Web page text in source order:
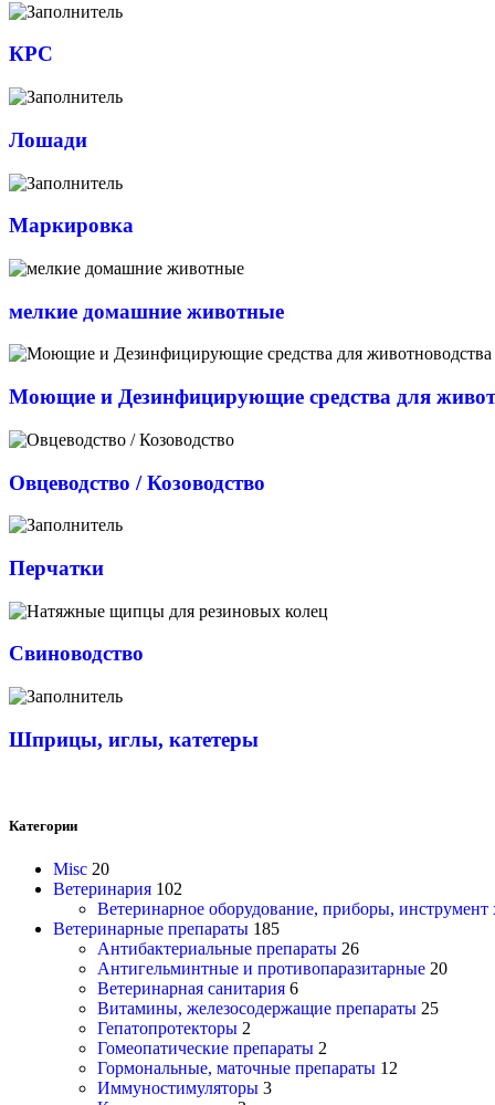
КРС
Лошади
Маркировка
мелкие домашние животные
Моющие и Дезинфицирующие средства для
Овцеводство / Козоводство
Перчатки
Свиноводство
Шприцы, иглы, катетеры
Категории
Misc 20
Ветеринария 102
Ветеринарное оборудование, приборы, инструмент
Ветеринарные препараты 185
Антибактериальные препараты 26
Антигельминтные и противопаразитарные 20
Ветеринарная санитария 6
Витамины, железосодержащие препараты 25
Гепатопротекторы 2
Гомеопатические препараты 2
Гормональные, маточные препараты 12
Иммуностимуляторы 3